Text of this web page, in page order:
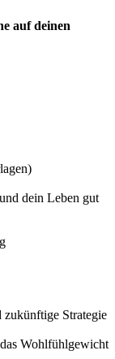
auf deinen
dein Leben gut
Strategie
Wohlfühlgewicht